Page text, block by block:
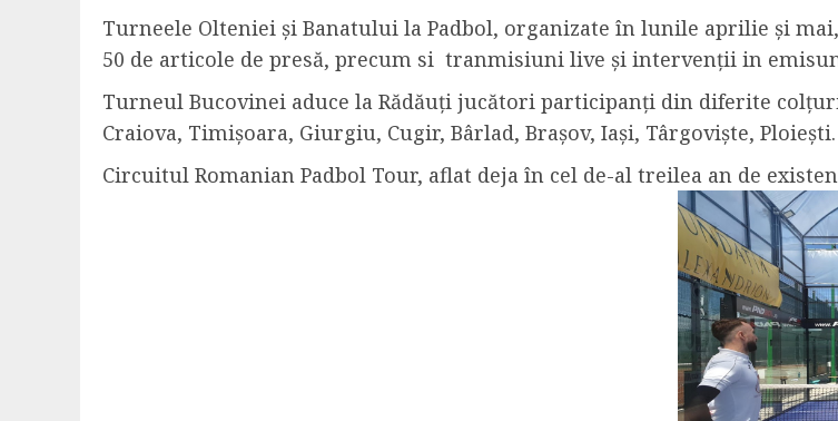
Turneele Olteniei și Banatului la Padbol, organizate în lunile aprilie și
50 de articole de presă, precum si tranmisiuni live și intervenții in
Turneul Bucovinei aduce la Rădăuți jucători participanți din diferite
Craiova, Timișoara, Giurgiu, Cugir, Bârlad, Brașov, Iași, Târgoviște, Ploiești.
Circuitul Romanian Padbol Tour, aflat deja în cel de-al treilea an de